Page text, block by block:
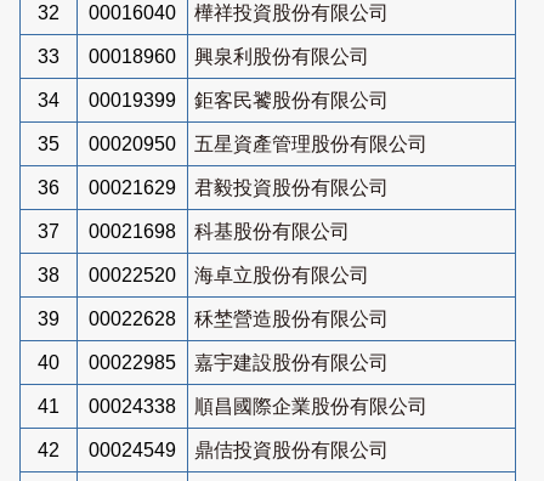
32 00016040 樺祥投資股份有限公司
33 00018960 興泉利股份有限公司
34 00019399 鉅客民饕股份有限公司
35 00020950 五星資產管理股份有限公司
36 00021629 君毅投資股份有限公司
37 00021698 科基股份有限公司
38 00022520 海卓立股份有限公司
39 00022628 秝埜營造股份有限公司
40 00022985 嘉宇建設股份有限公司
41 00024338 順昌國際企業股份有限公司
42 00024549 鼎佶投資股份有限公司